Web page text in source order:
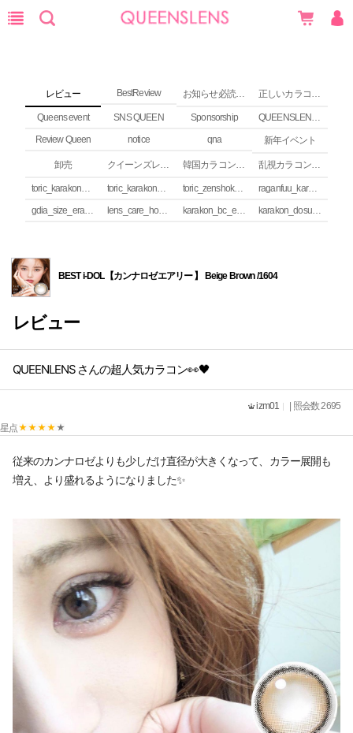
レビュー BestReview お知らせ必読 (NEWS) 正しいカラコンの使い方
Queens event SNS QUEEN Sponsorship
QUEENSLENS Affiliate Program
Review Queen
notice qna 新年イベント
卸売 クイーンズレンズ カラコンコラム 韓国カラコンguide 乱視カラコンの安全性
toric_karakon_takai_riyuu toric_karakon_real_review toric_zenshoku_review
raganfuu_karakon_erabikata
gdia_size_erabikata
lens_care_houhou karakon_bc_erabikata karakon_dosuu_erabikata
BEST i-DOL【カンナロゼエアリー 】 Beige Brown /1604
レビュー
QUEENLENS さんの超人気カラコン👀🖤
izm01
| 照会数 2695
星点
従来のカンナロゼよりも少しだけ直径が大きくなって、カラー展開も
増え、より盛れるようになりました✨